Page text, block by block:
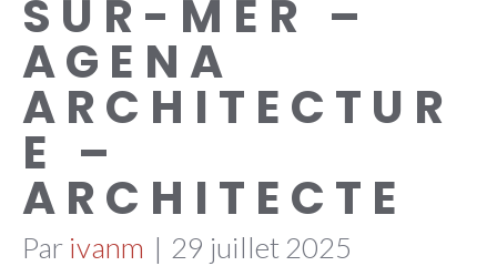
SUR-MER –
AGENA
ARCHITECTUR
E –
ARCHITECTE
Par ivanm | 29 juillet 2025